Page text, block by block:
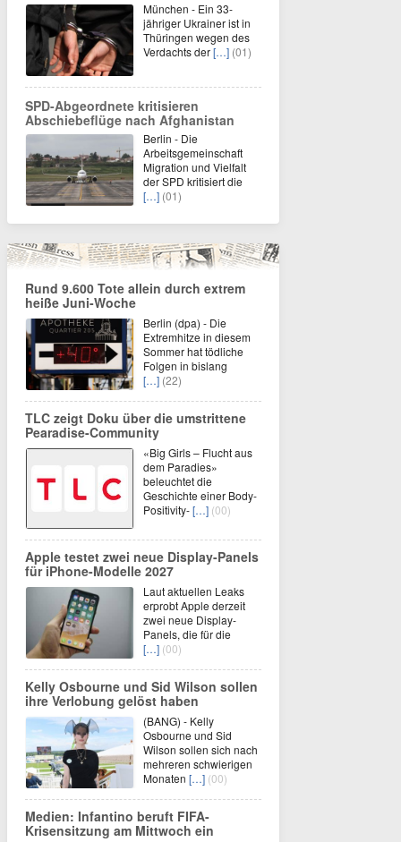
München - Ein 33-
jähriger Ukrainer ist in
Thüringen wegen des
Verdachts der[…] (01)
SPD-Abgeordnete kritisieren
Abschiebeflüge nach Afghanistan
Berlin - Die
Arbeitsgemeinschaft
Migration und Vielfalt
der SPD kritisiert die
[…] (01)
Rund 9.600 Tote allein durch extrem
heiße Juni-Woche
Berlin (dpa) - Die
Extremhitze in diesem
Sommer hat tödliche
Folgen in bislang
[…] (22)
TLC zeigt Doku über die umstrittene
Pearadise-Community
«Big Girls – Flucht aus
dem Paradies»
beleuchtet die
Geschichte einer Body-
Positivity-[…] (00)
Apple testet zwei neue Display-Panels
für iPhone-Modelle 2027
Laut aktuellen Leaks
erprobt Apple derzeit
zwei neue Display-
Panels, die für die
[…] (00)
Kelly Osbourne und Sid Wilson sollen
ihre Verlobung gelöst haben
(BANG) - Kelly
Osbourne und Sid
Wilson sollen sich nach
mehreren schwierigen
Monaten […] (00)
Medien: Infantino beruft FIFA-
Krisensitzung am Mittwoch ein